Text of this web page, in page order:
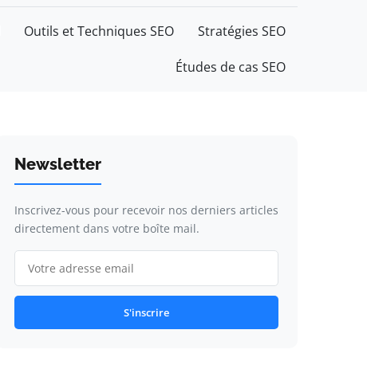
Outils et Techniques SEO Stratégies SEO
Études de cas SEO
Newsletter
Inscrivez-vous pour recevoir nos derniers articles
directement dans votre boîte mail.
S'inscrire